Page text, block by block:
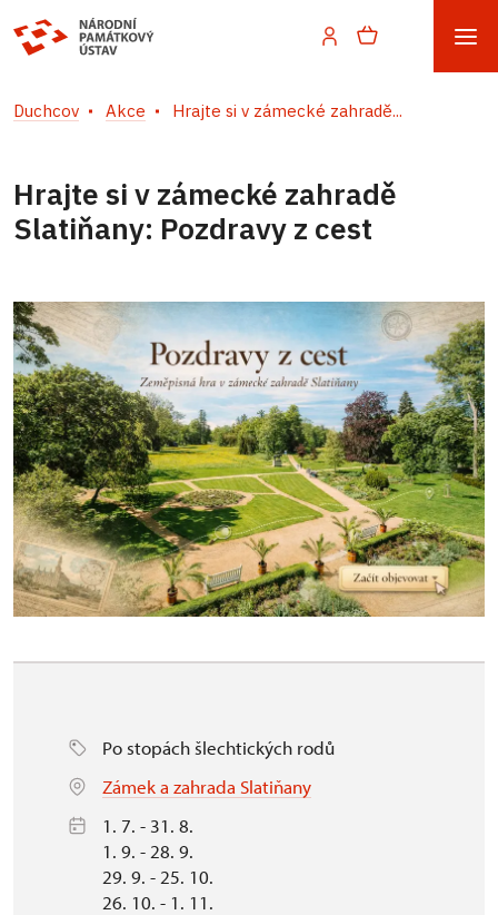
Duchcov Akce Hrajte si v zámecké zahradě...
Hrajte si v zámecké zahradě
Slatiňany: Pozdravy z cest
Po stopách šlechtických rodů
Zámek a zahrada Slatiňany
1. 7. - 31. 8.
1. 9. - 28. 9.
29. 9. - 25. 10.
26. 10. - 1. 11.